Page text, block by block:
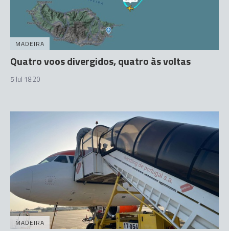
MADEIRA
Quatro voos divergidos, quatro às voltas
5 Jul 18:20
MADEIRA